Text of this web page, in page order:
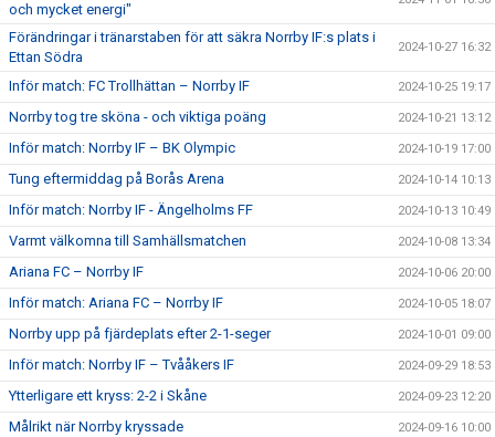
och mycket energi"
Förändringar i tränarstaben för att säkra Norrby IF:s plats i
Ettan Södra
2024-10-27 16:32
Inför match: FC Trollhättan – Norrby IF 2024-10-25 19:17
Norrby tog tre sköna - och viktiga poäng 2024-10-21 13:12
Inför match: Norrby IF – BK Olympic 2024-10-19 17:00
Tung eftermiddag på Borås Arena 2024-10-14 10:13
Inför match: Norrby IF - Ängelholms FF 2024-10-13 10:49
Varmt välkomna till Samhällsmatchen 2024-10-08 13:34
Ariana FC – Norrby IF 2024-10-06 20:00
Inför match: Ariana FC – Norrby IF 2024-10-05 18:07
Norrby upp på fjärdeplats efter 2-1-seger 2024-10-01 09:00
Inför match: Norrby IF – Tvååkers IF 2024-09-29 18:53
Ytterligare ett kryss: 2-2 i Skåne 2024-09-23 12:20
Målrikt när Norrby kryssade 2024-09-16 10:00